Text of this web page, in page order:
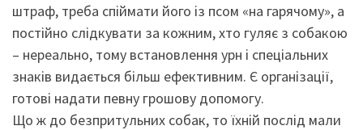
штраф, треба спіймати його із псом «на гарячому», а
постійно слідкувати за кожним, хто гуляє з собакою
– нереально, тому встановлення урн і спеціальних
знаків видається більш ефективним. Є організації,
готові надати певну грошову допомогу.
Що ж до безпритульних собак, то їхній послід мали